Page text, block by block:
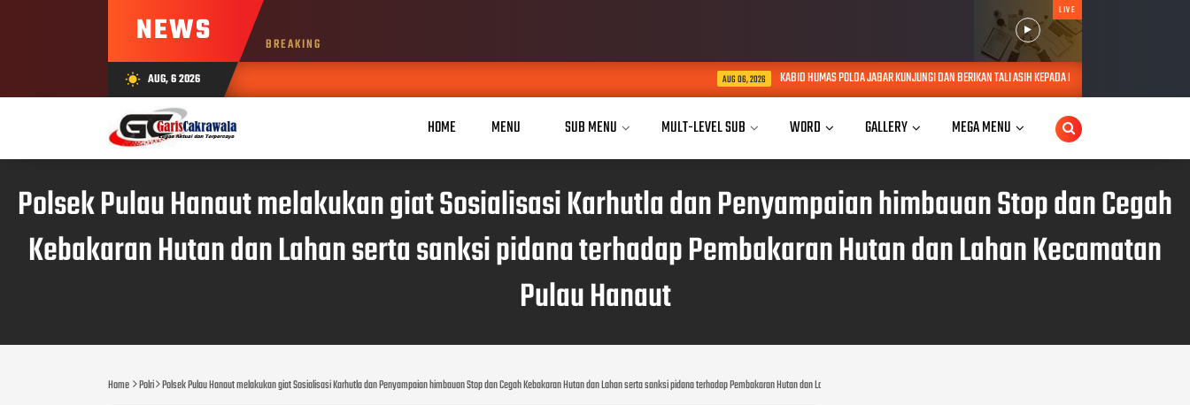
NEWS BREAKING
LIVE
wb_sunny AUG, 6 2026 KABID HUMAS POLDA JABAR KUNJUNGI DAN BERIKAN TALI ASIH KEPADA LANSIA SEBATANG KARA DI JATINANGOR
HOME MENU SUB MENU MULT-LEVEL SUB WORD GALLERY MEGA MENU
Polsek Pulau Hanaut melakukan giat Sosialisasi Karhutla dan Penyampaian himbauan Stop dan Cegah
Kebakaran Hutan dan Lahan serta sanksi pidana terhadap Pembakaran Hutan dan Lahan Kecamatan
Pulau Hanaut
Home Polri Polsek Pulau Hanaut melakukan giat Sosialisasi Karhutla dan Penyampaian himbauan Stop dan Cegah Kebakaran Hutan dan Lahan serta sanksi pidana terhadap Pembakaran Hutan dan Lahan Kecamatan Pulau Hanaut